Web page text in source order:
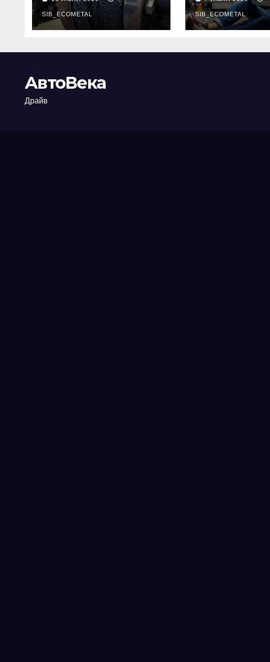
огнезащиты
фланцевых
соединений
SIB_ECOMETAL
риски
SIB_ECOMETAL
АвтоВека
Драйв